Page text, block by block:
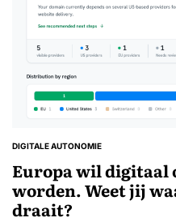
GEPLAATST
DIGITALE AUTONOMIE
Europa wil
worden. Weet jij
draait?